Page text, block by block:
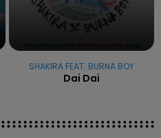
SHAKIRA FEAT. BURNA BOY
Dai Dai